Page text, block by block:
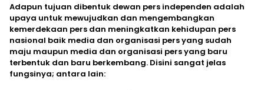
Adapun tujuan dibentuk dewan pers independen adalah
upaya untuk mewujudkan dan mengembangkan
kemerdekaan pers dan meningkatkan kehidupan pers
nasional baik media dan organisasi pers yang sudah
maju maupun media dan organisasi pers yang baru
terbentuk dan baru berkembang. Disini sangat jelas
fungsinya; antara lain: